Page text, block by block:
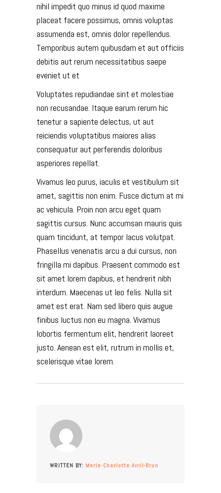
nihil impedit quo minus id quod maxime
placeat facere possimus, omnis voluptas
assumenda est, omnis dolor repellendus.
Temporibus autem quibusdam et aut officiis
debitis aut rerum necessitatibus saepe
eveniet ut et
Voluptates repudiandae sint et molestiae
non recusandae. Itaque earum rerum hic
tenetur a sapiente delectus, ut aut
reiciendis voluptatibus maiores alias
consequatur aut perferendis doloribus
asperiores repellat.
Vivamus leo purus, iaculis et vestibulum sit
amet, sagittis non enim. Fusce dictum at mi
ac vehicula. Proin non arcu eget quam
sagittis cursus. Nunc accumsan mauris quis
quam tincidunt, at tempor lacus volutpat.
Phasellus venenatis arcu a dui cursus, non
fringilla mi dapibus. Praesent commodo est
sit amet lorem dapibus, et hendrerit nibh
interdum. Maecenas ut leo felis. Nulla sit
amet est erat. Nam sed libero quis augue
finibus luctus non eu magna. Vivamus
lobortis fermentum elit, hendrerit laoreet
justo. Aenean est elit, rutrum in mollis et,
scelerisque vitae lorem.
WRITTEN BY: Marie-Charlotte Avril-Brun